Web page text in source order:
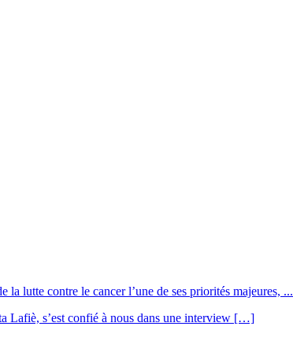
lutte contre le cancer l’une de ses priorités majeures, ...
Lafiè, s’est confié à nous dans une interview […]